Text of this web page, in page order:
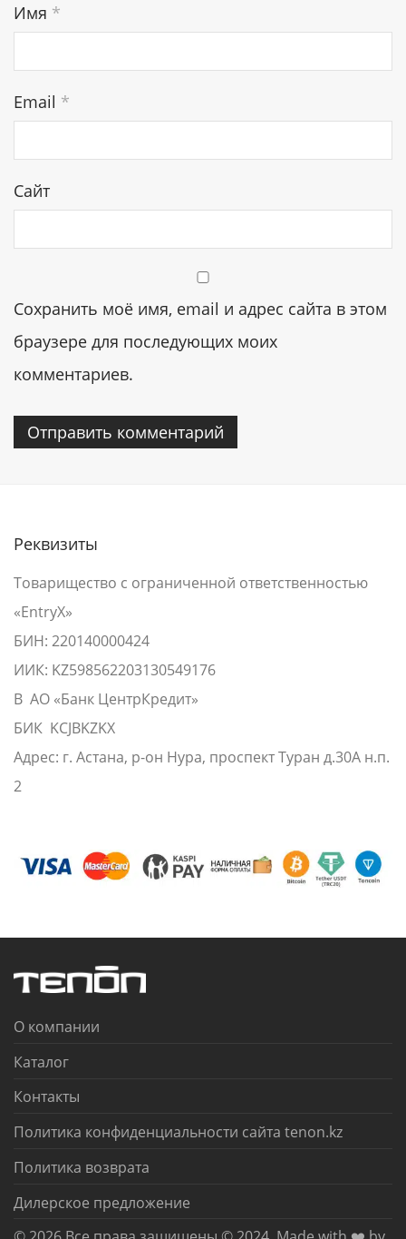
Имя *
Email *
Сайт
Сохранить моё имя, email и адрес сайта в этом
браузере для последующих моих
комментариев.
Реквизиты
Товарищество с ограниченной ответственностью
«EntryX»
БИН: 220140000424
ИИК: KZ598562203130549176
В АО «Банк ЦентрКредит»
БИК KCJBKZKX
Адрес: г. Астана, р-он Нура, проспект Туран д.30А н.п.
2
О компании
Каталог
Контакты
Политика конфиденциальности сайта tenon.kz
Политика возврата
Дилерское предложение